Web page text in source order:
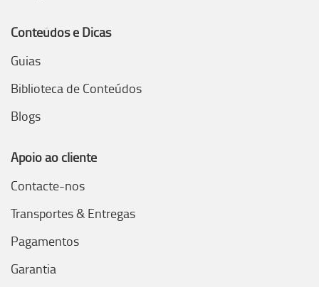
Conteúdos e Dicas
Guias
Biblioteca de Conteúdos
Blogs
Apoio ao cliente
Contacte-nos
Transportes & Entregas
Pagamentos
Garantia